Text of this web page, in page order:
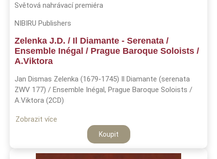
Světová nahrávací premiéra
NIBIRU Publishers
Zelenka J.D. / Il Diamante - Serenata /
Ensemble Inégal / Prague Baroque Soloists /
A.Viktora
Jan Dismas Zelenka (1679-1745) Il Diamante (serenata
ZWV 177) / Ensemble Inégal, Prague Baroque Soloists /
A.Viktora (2CD)
Zobrazit více
Koupit